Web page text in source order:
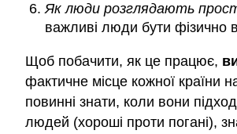
Як люди розглядають
важливі люди бути фізично
Щоб побачити, як це працює,
фактичне місце кожної країни
повинні знати, коли вони
людей (хороші проти погані),